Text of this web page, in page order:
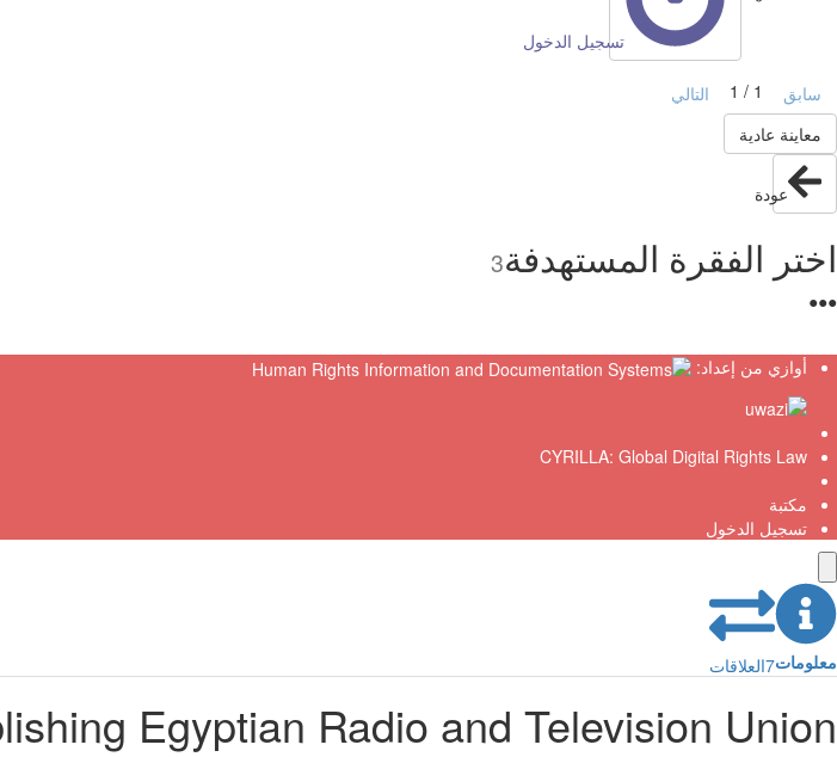
تسجيل الدخول
سابق
التالي
معاينة عادية
عودة
اختر الفقرة المستهدفة3
●
●
●
أوازي من إعداد:
CYRILLA: Global Digital Rights Law
مكتبة
تسجيل الدخول
معلومات7العلاقات
Egyptian Radio and Television Union